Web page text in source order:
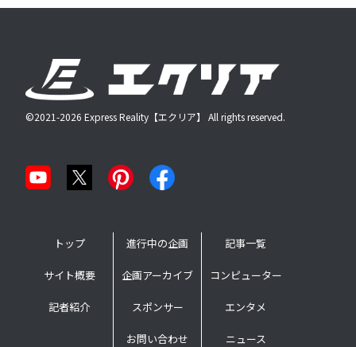
©2021-2026 Express Reality【エクリア】 All rights reserved.
トップ
サイト概要
記者紹介
進行中の企画
企画アーカイブ
スポンサー
お問い合わせ
記事一覧
コンピューター
エンタメ
ニュース